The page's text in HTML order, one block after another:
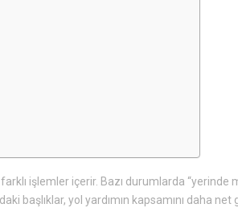
işlemler içerir. Bazı durumlarda “yerinde
başlıklar, yol yardımın kapsamını daha net